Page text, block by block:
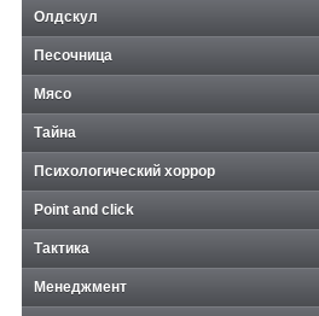
Олдскул
Песочница
Мясо
Тайна
Психологический хоррор
Point and click
Тактика
Менеджмент